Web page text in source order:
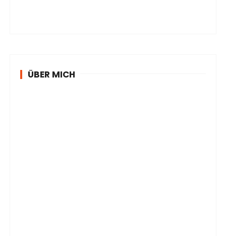
ÜBER MICH